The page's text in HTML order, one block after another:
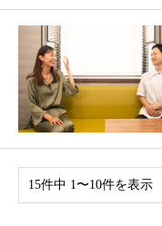
15件中 1〜10件を表示